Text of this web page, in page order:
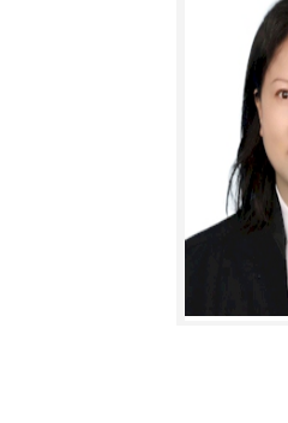
12101201011956744